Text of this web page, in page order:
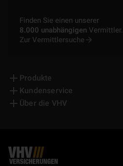
Finden Sie einen unserer
8.000 unabhängigen Vermittler.
Zur Vermittlersuche
Produkte
Kundenservice
Über die VHV